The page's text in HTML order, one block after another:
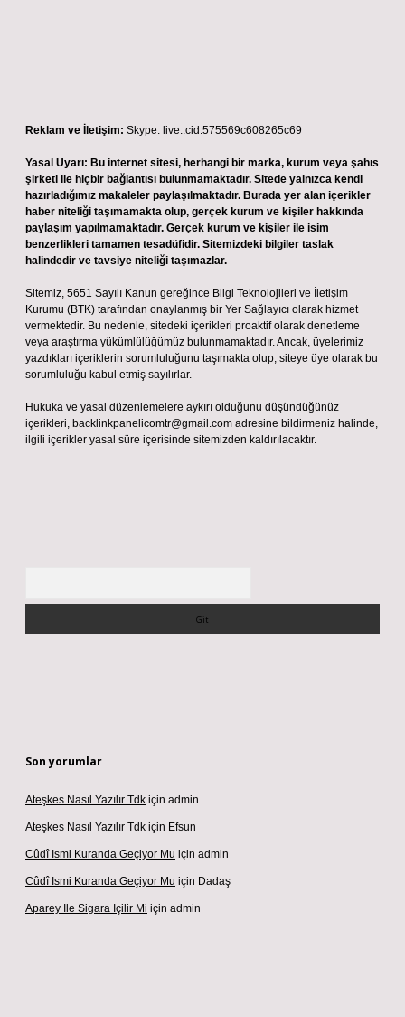
Reklam ve İletişim: Skype: live:.cid.575569c608265c69
Yasal Uyarı: Bu internet sitesi, herhangi bir marka, kurum veya şahıs
şirketi ile hiçbir bağlantısı bulunmamaktadır. Sitede yalnızca kendi
hazırladığımız makaleler paylaşılmaktadır. Burada yer alan içerikler
haber niteliği taşımamakta olup, gerçek kurum ve kişiler hakkında
paylaşım yapılmamaktadır. Gerçek kurum ve kişiler ile isim
benzerlikleri tamamen tesadüfidir. Sitemizdeki bilgiler taslak
halindedir ve tavsiye niteliği taşımazlar.
Sitemiz, 5651 Sayılı Kanun gereğince Bilgi Teknolojileri ve İletişim
Kurumu (BTK) tarafından onaylanmış bir Yer Sağlayıcı olarak hizmet
vermektedir. Bu nedenle, sitedeki içerikleri proaktif olarak denetleme
veya araştırma yükümlülüğümüz bulunmamaktadır. Ancak, üyelerimiz
yazdıkları içeriklerin sorumluluğunu taşımakta olup, siteye üye olarak bu
sorumluluğu kabul etmiş sayılırlar.
Hukuka ve yasal düzenlemelere aykırı olduğunu düşündüğünüz
içerikleri, backlinkpanelicomtr@gmail.com adresine bildirmeniz halinde,
ilgili içerikler yasal süre içerisinde sitemizden kaldırılacaktır.
Son yorumlar
Ateşkes Nasıl Yazılır Tdk için admin
Ateşkes Nasıl Yazılır Tdk için Efsun
Cûdî Ismi Kuranda Geçiyor Mu için admin
Cûdî Ismi Kuranda Geçiyor Mu için Dadaş
Aparey Ile Sigara Içilir Mi için admin